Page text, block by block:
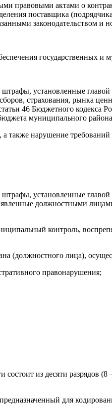
правовыми актами о
поставщика
законодательством
государственных
установленные
страхования, рынка
46 Бюджетного кодекса
муниципального
также нарушение
установленные
должностными
контроль,
(должностного лица),
правонарушения;
из десяти разрядов
для